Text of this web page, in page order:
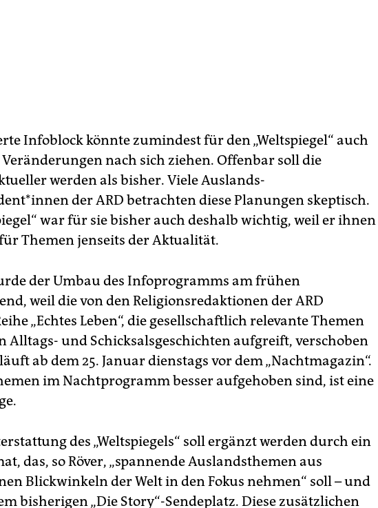
Infoblock könnte zumindest für den „Weltspiegel“ auch
nach sich ziehen. Offenbar soll die
werden als bisher. Viele Auslands-
der ARD betrachten diese Planungen skeptisch.
war für sie bisher auch deshalb wichtig, weil er ihnen
Themen jenseits der Aktualität.
der Umbau des Infoprogramms am frühen
weil die von den Religionsredaktionen der ARD
„Echtes Leben“, die gesellschaftlich relevante Themen
Alltags- und Schicksalsgeschichten aufgreift, verschoben
ab dem 25. Januar dienstags vor dem „Nachtmagazin“.
im Nachtprogramm besser aufgehoben sind, ist eine
des „Welt­spiegels“ soll ergänzt werden durch ein
das, so Röver, „spannende Auslandsthemen aus
Blickwinkeln der Welt in den Fokus nehmen“ soll – und
bisherigen „Die Story“-Sendeplatz. Diese zusätzlichen